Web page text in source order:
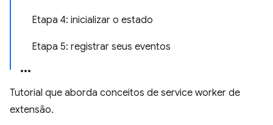
Etapa 4: inicializar o estado
Etapa 5: registrar seus eventos
Tutorial que aborda conceitos de service worker de
extensão.